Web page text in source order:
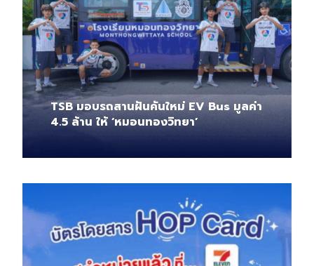
TSB มอบรถสานฝันคันใหม่ EV Bus มูลค่า
4.5 ล้าน ให้ ‘หมอนทองวิทยา’